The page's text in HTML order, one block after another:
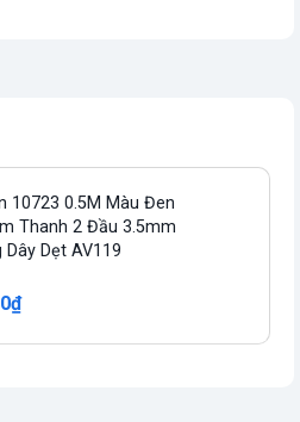
10723 0.5M Màu Đen
Thanh 2 Đầu 3.5mm
Dây Dẹt AV119